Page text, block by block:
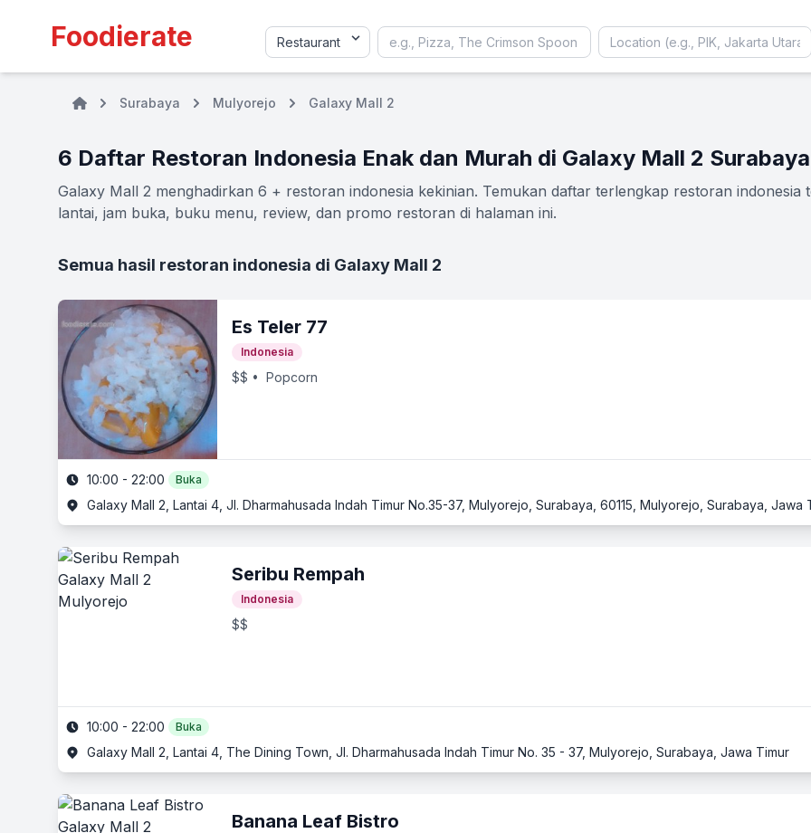
Foodierate
Surabaya Mulyorejo Galaxy Mall 2
6 Daftar Restoran Indonesia Enak dan Murah di Galaxy Mall 2 Surabaya
Galaxy Mall 2 menghadirkan 6 + restoran indonesia kekinian. Temukan daftar terlengkap restoran
lantai, jam buka, buku menu, review, dan promo restoran di halaman ini.
Semua hasil restoran indonesia di Galaxy Mall 2
Es Teler 77
Indonesia
$$ • Popcorn
10:00 - 22:00 Buka
Galaxy Mall 2, Lantai 4, Jl. Dharmahusada Indah Timur No.35-37, Mulyorejo, Surabaya, 60115, Mulyorejo, Surabaya, Jawa
Seribu Rempah
Indonesia
$$
10:00 - 22:00 Buka
Galaxy Mall 2, Lantai 4, The Dining Town, Jl. Dharmahusada Indah Timur No. 35 - 37, Mulyorejo, Surabaya, Jawa Timur
Banana Leaf Bistro